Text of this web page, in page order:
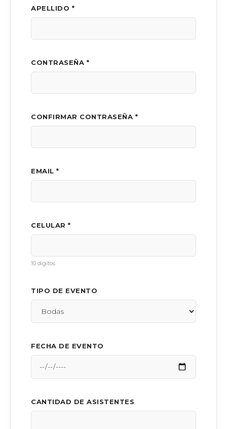
APELLIDO *
CONTRASEÑA *
CONFIRMAR CONTRASEÑA *
EMAIL *
CELULAR *
10 dígitos
TIPO DE EVENTO
FECHA DE EVENTO
CANTIDAD DE ASISTENTES